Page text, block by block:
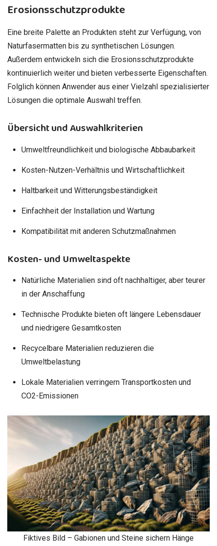
Erosionsschutzprodukte
Eine breite Palette an Produkten steht zur Verfügung, von
Naturfasermatten bis zu synthetischen Lösungen.
Außerdem entwickeln sich die Erosionsschutzprodukte
kontinuierlich weiter und bieten verbesserte Eigenschaften.
Folglich können Anwender aus einer Vielzahl spezialisierter
Lösungen die optimale Auswahl treffen.
Übersicht und Auswahlkriterien
Umweltfreundlichkeit und biologische Abbaubarkeit
Kosten-Nutzen-Verhältnis und Wirtschaftlichkeit
Haltbarkeit und Witterungsbeständigkeit
Einfachheit der Installation und Wartung
Kompatibilität mit anderen Schutzmaßnahmen
Kosten- und Umweltaspekte
Natürliche Materialien sind oft nachhaltiger, aber teurer
in der Anschaffung
Technische Produkte bieten oft längere Lebensdauer
und niedrigere Gesamtkosten
Recycelbare Materialien reduzieren die
Umweltbelastung
Lokale Materialien verringern Transportkosten und
CO2-Emissionen
Fiktives Bild – Gabionen und Steine sichern Hänge